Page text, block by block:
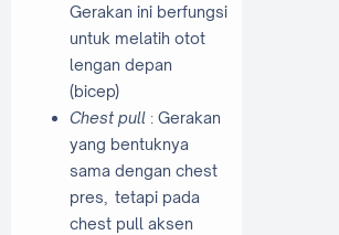
Gerakan ini berfungsi
untuk melatih otot
lengan depan
(bicep)
Chest pull : Gerakan
yang bentuknya
sama dengan chest
pres, tetapi pada
chest pull aksen